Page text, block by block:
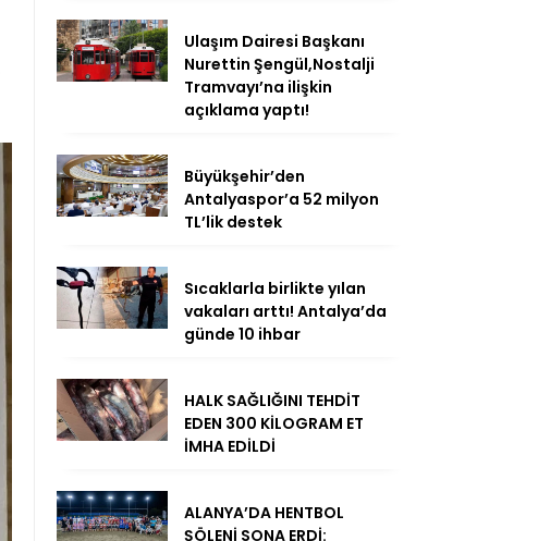
Ulaşım Dairesi Başkanı
Nurettin Şengül,Nostalji
Tramvayı’na ilişkin
açıklama yaptı!
Büyükşehir’den
Antalyaspor’a 52 milyon
TL’lik destek
Sıcaklarla birlikte yılan
vakaları arttı! Antalya’da
günde 10 ihbar
HALK SAĞLIĞINI TEHDİT
EDEN 300 KİLOGRAM ET
İMHA EDİLDİ
ALANYA’DA HENTBOL
ŞÖLENİ SONA ERDİ: